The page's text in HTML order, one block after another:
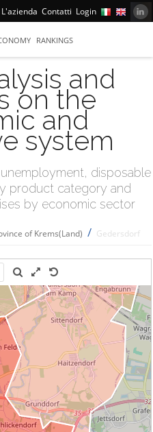
L'azienda Contatti Login
RANKINGS
and
on the
and
system
disposable
product category and
by economic sector
of Krems(Land) / Gedersdorf